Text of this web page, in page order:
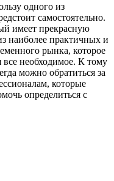
одного из
самостоятельно.
имеет прекрасную
наиболее практичных и
рынка, которое
все необходимое. К тому
можно обратиться за
которые
определиться с